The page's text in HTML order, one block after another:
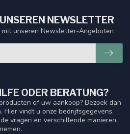
ODER BERATUNG?
of uw aankoop? Bezoek dan
Hier vindt u onze bedrijfsgegevens,
vragen en verschillende manieren
NEWSLETTER
unseren Newsletter-Angeboten